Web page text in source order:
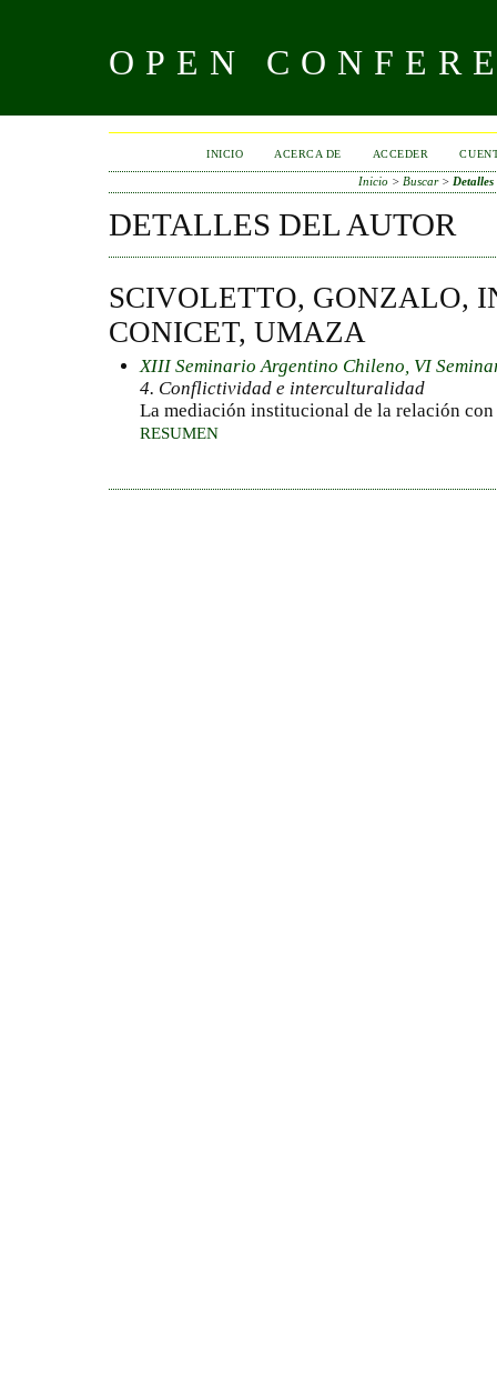
OPEN
INICIO ACERCA DE ACCEDER
Inicio > Buscar>
DETALLES DEL AUTOR
SCIVOLETTO, GONZALO,
CONICET, UMAZA
XIII Seminario Argentino Chileno, VI
4. Conflictividad e interculturalidad
La mediación institucional de la relación
RESUMEN